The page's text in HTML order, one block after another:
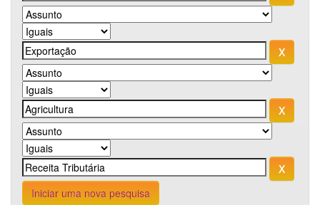
Iniciar uma nova pesquisa